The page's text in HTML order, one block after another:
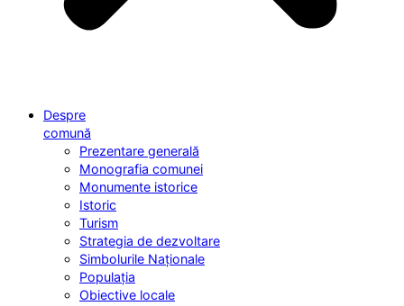
Despre
comună
Prezentare generală
Monografia comunei
Monumente istorice
Istoric
Turism
Strategia de dezvoltare
Simbolurile Naționale
Populația
Obiective locale